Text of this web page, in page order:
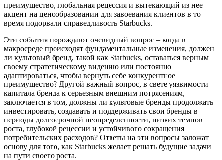
преимущество, глобальная рецессия и вытекающий из нее
акцент на ценообразовании для завоевания клиентов в то
время подорвали справедливость Starbucks.
Эти события порождают очевидный вопрос – когда в
макросреде происходят фундаментальные изменения, должен
ли культовый бренд, такой как Starbucks, оставаться верным
своему стратегическому видению или постоянно
адаптироваться, чтобы вернуть себе конкурентное
преимущество? Другой важный вопрос, в свете уязвимости
капитала бренда к серьезным внешним потрясениям,
заключается в том, должны ли культовые бренды продолжать
инвестировать, создавать и поддерживать свои бренды в
периоды долгосрочной неопределенности, низких темпов
роста, глубокой рецессии и устойчивого сокращения
потребительских расходов? Ответы на эти вопросы заложат
основу для того, как Starbucks желает решать будущие задачи
на пути своего роста.